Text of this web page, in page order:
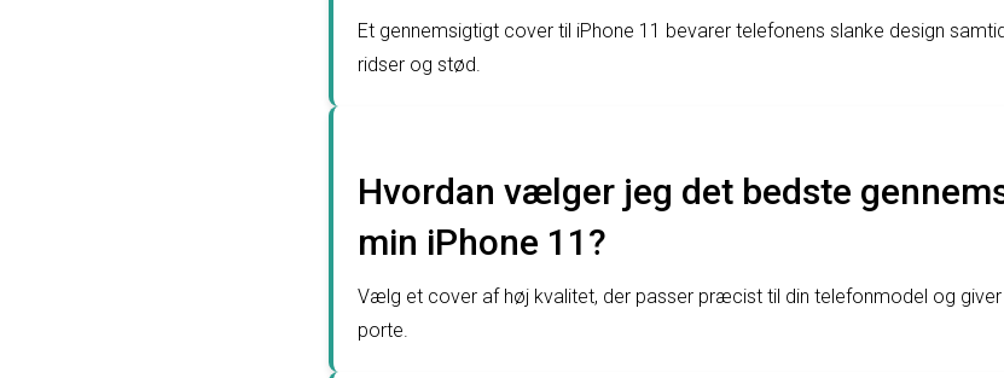
Et gennemsigtigt cover til iPhone 11 bevarer telefonens slanke design
ridser og stød.
Hvordan vælger jeg det bedste
min iPhone 11?
Vælg et cover af høj kvalitet, der passer præcist til din telefonmodel og
porte.